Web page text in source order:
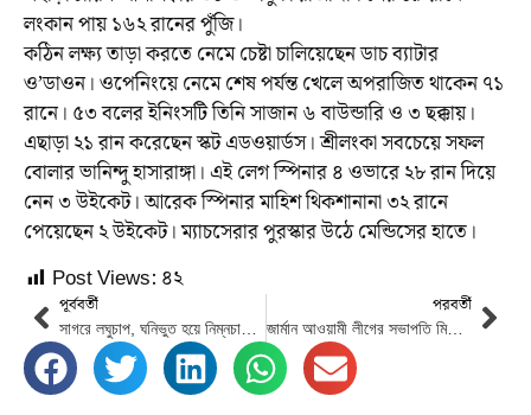
লংকান পায় ১৬২ রানের পুঁজি।
কঠিন লক্ষ্য তাড়া করতে নেমে চেষ্টা চালিয়েছেন ডাচ ব্যাটার
ও’ডাওন। ওপেনিংয়ে নেমে শেষ পর্যন্ত খেলে অপরাজিত থাকেন ৭১
রানে। ৫৩ বলের ইনিংসটি তিনি সাজান ৬ বাউন্ডারি ও ৩ ছক্কায়।
এছাড়া ২১ রান করেছেন স্কট এডওয়ার্ডস। শ্রীলংকা সবচেয়ে সফল
বোলার ভানিন্দু হাসারাঙ্গা। এই লেগ স্পিনার ৪ ওভারে ২৮ রান দিয়ে
নেন ৩ উইকেট। আরেক স্পিনার মাহিশ থিকশানানা ৩২ রানে
পেয়েছেন ২ উইকেট। ম্যাচসেরার পুরস্কার উঠে মেন্ডিসের হাতে।
Post Views: ৪২
পূর্ববর্তী
সাগরে লঘুচাপ, ঘনিভুত হয়ে নিম্নচাপে পরিণত হতে পারে
পরবর্তী
জার্মান আওয়ামী লীগের সভাপতি মিজানুর হক সাধারণ সম্পাদক মোবারক আলী বকুল